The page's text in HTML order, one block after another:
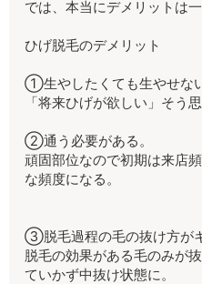
では、本当にデメリットは
ひげ脱毛のデメリット
①生やしたくても生やせない
「将来ひげが欲しい」そう
②通う必要がある。
頑固部位なので初期は来店
な頻度になる。
③脱毛過程の毛の抜け方が
脱毛の効果がある毛のみが
ていかず中抜け状態に。